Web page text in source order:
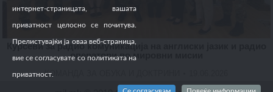
Курсеви за радио комуникација на англиски јазик и радио
оператори во мировни мисии
КОМАНДА ЗА ОБУКА И ДОКТРИНИ
интернет-страницата, вашата
приватност целосно се почитува.
Прелистувајќи ја оваа веб-страница,
вие се согласувате со политиката на
приватност.